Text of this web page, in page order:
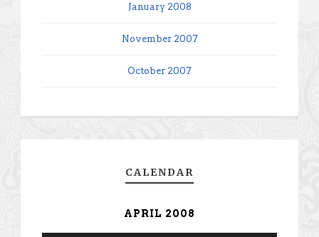
January 2008
November 2007
October 2007
CALENDAR
APRIL 2008